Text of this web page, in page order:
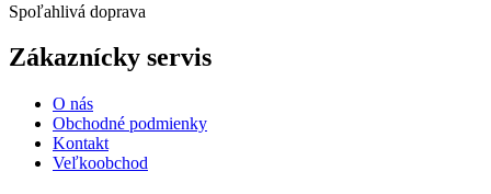
Spoľahlivá doprava
Zákaznícky servis
O nás
Obchodné podmienky
Kontakt
Veľkoobchod